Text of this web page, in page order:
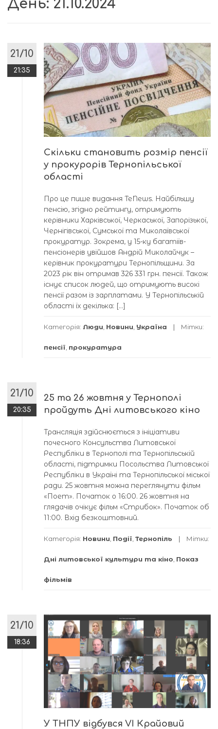
День: 21.10.2024
21/10
21:35
Скільки становить розмір пенсії
у прокурорів Тернопільської
області
Про це пише видання TeNews. Найбільшу
пенсію, згідно рейтингу, отримують
керівники Харківської, Черкаської, Запорізької,
Чернігівської, Сумської та Миколаївської
прокуратур. Зокрема, у 15-ку багатіїв-
пенсіонерів увійшов Андрій Миколайчук –
керівник прокуратури Тернопільщини. За
2023 рік він отримав 326 331 грн. пенсії. Також
існує список людей, що отримують високі
пенсії разом із зарплатами. У Тернопільській
області їх декілька: […]
Категорія: Люди, Новини, Україна Мітки:
пенсії, прокуратура
21/10
20:35
25 та 26 жовтня у Тернополі
пройдуть Дні литовського кіно
Трансляція здійснюється з ініціативи
почесного Консульства Литовської
Республіки в Тернополі та Тернопільській
області, підтримки Посольства Литовської
Республіки в Україні та Тернопільської міської
ради. 25 жовтня можна переглянути фільм
«Поет». Початок о 16:00. 26 жовтня на
глядачів очікує фільм «Стрибок». Початок об
11:00. Вхід безкоштовний.
Категорія: Новини, Події, Тернопіль Мітки:
Дні литовської культури та кіно, Показ
фільмів
21/10
18:36
У ТНПУ відбувся VI Крайовий